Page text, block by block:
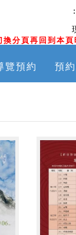
換分頁再回到本
覽預約 預